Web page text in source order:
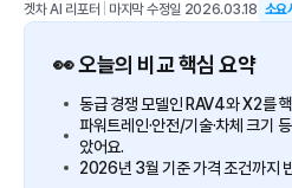
겟차 AI 리포터 마지막 수정일 2026.03.18 소요
👀 오늘의 비교 핵심 요약
동급 경쟁 모델인 RAV4와 X2를
파워트레인·안전/기술·차체 크기
았어요.
2026년 3월 기준 가격 조건까지